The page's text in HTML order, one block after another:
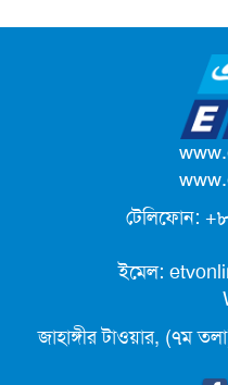
সেই
জেট
টেলিফোন:
ইমেল:
জাহাঙ্গীর টাওয়ার, (৭ম